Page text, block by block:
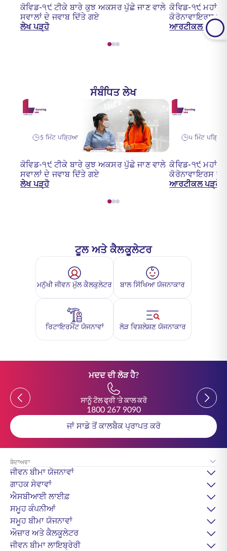
ਕੋਵਿਡ-੧੯ ਟੀਕੇ ਬਾਰੇ ਕੁਝ ਅਕਸਰ ਪੁੱਛੇ ਜਾਣ ਵਾਲੇ
ਸਵਾਲਾਂ ਦੇ ਜਵਾਬ ਦਿੱਤੇ ਗਏ
ਲੇਖ ਪੜ੍ਹੋ
ਕੋਵਿਡ-੧੯
ਕੋਰੋਨਾਵਾਇਰਸ ਦਾ
ਆਰਟੀਕਲ ਪੜ੍ਹੋ
ਸੰਬੰਧਿਤ ਲੇਖ
5 ਮਿੰਟ ਪੜ੍ਹਿਆ
ਕੋਵਿਡ-੧੯ ਟੀਕੇ ਬਾਰੇ ਕੁਝ ਅਕਸਰ ਪੁੱਛੇ ਜਾਣ ਵਾਲੇ
ਸਵਾਲਾਂ ਦੇ ਜਵਾਬ ਦਿੱਤੇ ਗਏ
ਲੇਖ ਪੜ੍ਹੋ
੫ ਮਿੰਟ ਪੜ੍ਹਿਆ
ਕੋਵਿਡ-੧੯
ਕੋਰੋਨਾਵਾਇਰਸ ਦਾ
ਆਰਟੀਕਲ ਪੜ੍ਹੋ
ਟੂਲ ਅਤੇ ਕੈਲਕੂਲੇਟਰ
ਮਨੁੱਖੀ ਜੀਵਨ ਮੁੱਲ ਕੈਲਕੁਲੇਟਰ ਬਾਲ ਸਿੱਖਿਆ ਯੋਜਨਾਕਾਰ
ਰਿਟਾਇਰਮੈਂਟ ਯੋਜਨਾਵਾਂ ਲੋੜ ਵਿਸ਼ਲੇਸ਼ਣ ਯੋਜਨਾਕਾਰ
ਮਦਦ ਦੀ ਲੋੜ ਹੈ?
Previous
ਸਾਨੂੰ ਟੋਲ ਫ੍ਰੀ 'ਤੇ ਕਾਲ ਕਰੋ
1800 267 9090
Previous
ਜਾਂ ਸਾਡੇ ਤੋਂ ਕਾਲਬੈਕ ਪ੍ਰਾਪਤ ਕਰੋ
ਬੇਦਾਅਵਾ
ਜੀਵਨ ਬੀਮਾ ਯੋਜਨਾਵਾਂ
ਗਾਹਕ ਸੇਵਾਵਾਂ
ਐਸਬੀਆਈ ਲਾਈਫ਼
ਸਮੂਹ ਕੰਪਨੀਆਂ
ਸਮੂਹ ਬੀਮਾ ਯੋਜਨਾਵਾਂ
ਔਜ਼ਾਰ ਅਤੇ ਕੈਲਕੂਲੇਟਰ
ਜੀਵਨ ਬੀਮਾ ਲਾਇਬ੍ਰੇਰੀ